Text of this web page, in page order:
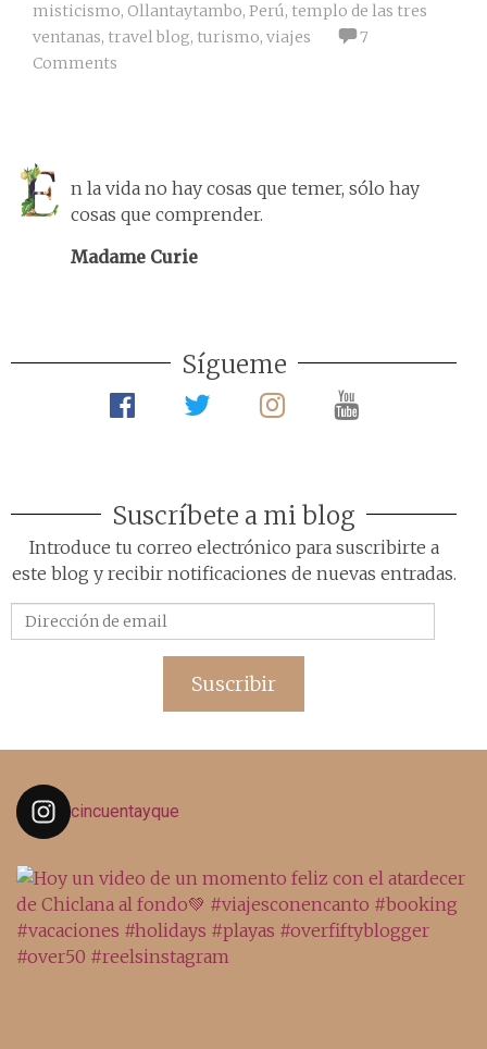
misticismo, Ollantaytambo, Perú, templo de las tres
ventanas, travel blog, turismo, viajes
7
Comments
n la vida no hay cosas que temer, sólo hay
cosas que comprender.
Madame Curie
Sígueme
Suscríbete a mi blog
Introduce tu correo electrónico para suscribirte a
este blog y recibir notificaciones de nuevas entradas.
de
Suscribir
cincuentayque